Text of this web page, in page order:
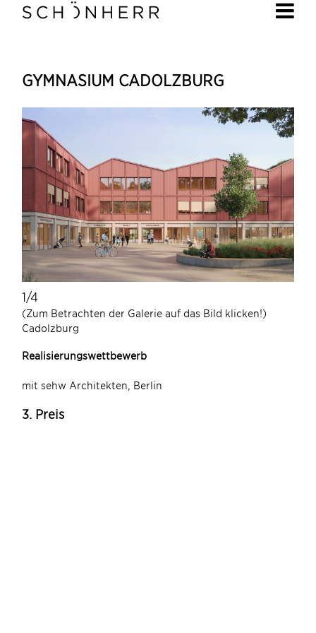
GYMNASIUM CADOLZBURG
1/4
(Zum Betrachten der Galerie auf das Bild klicken!)
Cadolzburg
Realisierungswettbewerb
mit sehw Architekten, Berlin
3. Preis